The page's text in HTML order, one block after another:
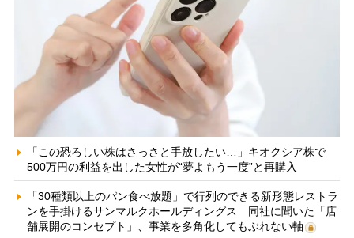
「この恐ろしい株はさっさと手放したい…」キオクシア株で
500万円の利益を出した女性が“夢よもう一度”と再購入
「30種類以上のパン食べ放題」で行列のできる新形態レストラ
ンを手掛けるサンマルクホールディングス 同社に聞いた「店
舗展開のコンセプト」、事業を多角化してもぶれない軸